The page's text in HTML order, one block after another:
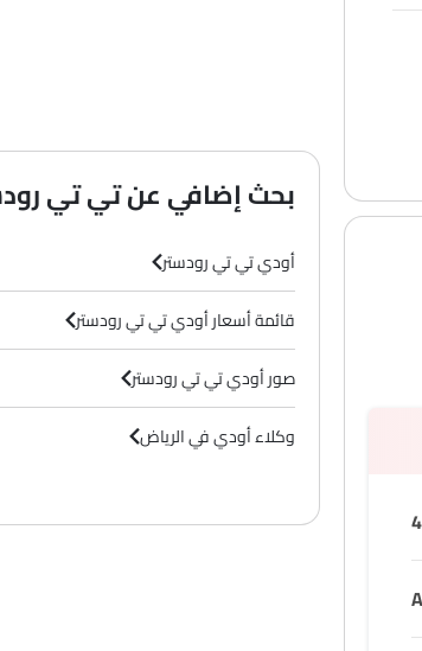
4
بحث إضافي عن تي تي
أودي تي تي رودستر
قائمة أسعار أودي تي تي رودستر
صور أودي تي تي رودستر
وكلاء أودي في الرياض‎